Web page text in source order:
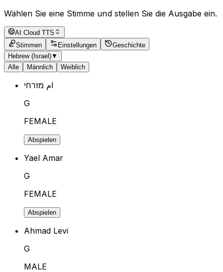
Wählen Sie eine Stimme und stellen Sie die Ausgabe ein.
AI Cloud TTS
Stimmen
Einstellungen
Geschichte
Hebrew (Israel)▼
Alle
Männlich Weiblich
ام מזרחי
G
FEMALE
Abspielen
Yael Amar
G
FEMALE
Abspielen
Ahmad Levi
G
MALE